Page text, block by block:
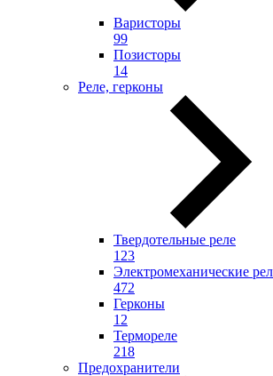
Варисторы
99
Позисторы
14
Реле, герконы
Твердотельные реле
123
Электромеханические
472
Герконы
12
Термореле
218
Предохранители